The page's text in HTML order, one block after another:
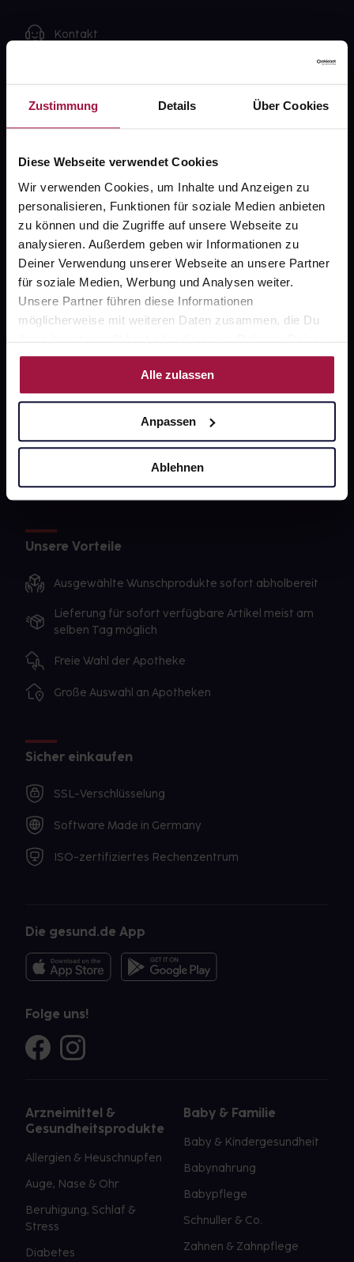
Zustimmung Details Über Cookies
Diese Webseite verwendet Cookies
Wir verwenden Cookies, um Inhalte und Anzeigen zu
personalisieren, Funktionen für soziale Medien anbieten
zu können und die Zugriffe auf unsere Webseite zu
analysieren. Außerdem geben wir Informationen zu
Deiner Verwendung unserer Webseite an unsere Partner
für soziale Medien, Werbung und Analysen weiter.
Unsere Partner führen diese Informationen
möglicherweise mit weiteren Daten zusammen, die Du
ihnen bereitgestellt hast oder die sie im Rahmen Deiner
Nutzung der Dienste gesammelt haben.
Alle zulassen
Anpassen
Ablehnen
Kontakt
Widerrufsformular
gesund.de
Über uns
Karriere
Newsletter
Barrierefreiheitserklärung
Sanitätshäuser
AGB
Impressum
Unsere Vorteile
Ausgewählte Wunschprodukte sofort abholbereit
Lieferung für sofort verfügbare Artikel meist am
selben Tag möglich
Freie Wahl der Apotheke
Große Auswahl an Apotheken
Sicher einkaufen
SSL-Verschlüsselung
Software Made in Germany
ISO-zertifiziertes Rechenzentrum
Die gesund.de App
Folge uns!
Arzneimittel &
Gesundheitsprodukte
Allergien & Heuschnupfen
Auge, Nase & Ohr
Beruhigung, Schlaf &
Stress
Diabetes
Baby & Familie
Baby & Kindergesundheit
Babynahrung
Babypflege
Schnuller & Co.
Zahnen & Zahnpflege